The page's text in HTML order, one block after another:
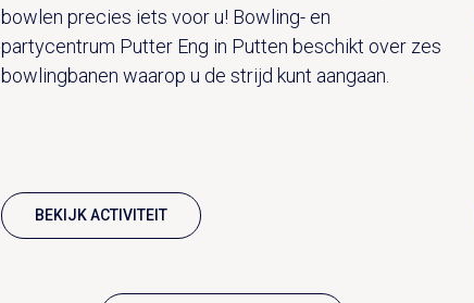
bowlen precies iets voor u! Bowling- en
partycentrum Putter Eng in Putten beschikt over zes
bowlingbanen waarop u de strijd kunt aangaan.
BEKIJK ACTIVITEIT